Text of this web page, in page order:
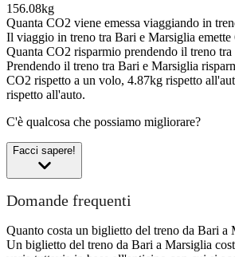
156.08kg
Quanta CO2 viene emessa viaggiando in
Il viaggio in treno tra Bari e Marsiglia
Quanta CO2 risparmio prendendo il treno
Prendendo il treno tra Bari e Marsiglia
CO2 rispetto a un volo, 4.87kg rispetto
rispetto all'auto.
C'è qualcosa che possiamo migliorare?
Facci sapere!
Domande frequenti
Quanto costa un biglietto del treno da Bari a
Un biglietto del treno da Bari a Marsiglia